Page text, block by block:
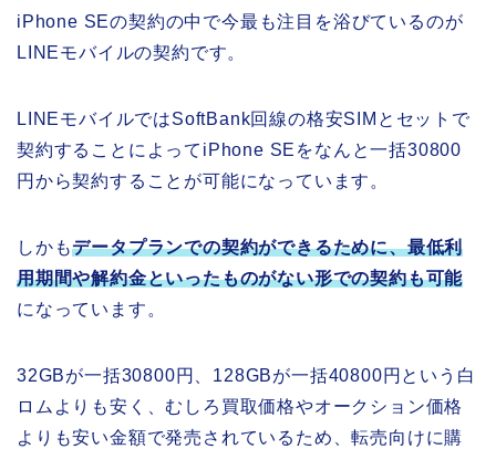
iPhone SEの契約の中で今最も注目を浴びているのが
LINEモバイルの契約です。
LINEモバイルではSoftBank回線の格安SIMとセットで
契約することによってiPhone SEをなんと一括30800
円から契約することが可能になっています。
しかもデータプランでの契約ができるために、最低利
用期間や解約金といったものがない形での契約も可能
になっています。
32GBが一括30800円、128GBが一括40800円という白
ロムよりも安く、むしろ買取価格やオークション価格
よりも安い金額で発売されているため、転売向けに購